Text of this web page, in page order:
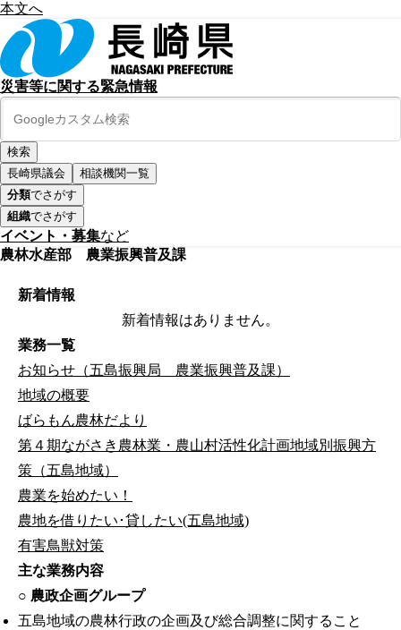
本文へ
災害等に関する緊急情報
長崎県議会
相談機関一覧
分類でさがす
組織でさがす
イベント・募集など
農林水産部 農業振興普及課
新着情報
新着情報はありません。
業務一覧
お知らせ（五島振興局 農業振興普及課）
地域の概要
ばらもん農林だより
第４期ながさき農林業・農山村活性化計画地域別振興方
策（五島地域）
農業を始めたい！
農地を借りたい･貸したい(五島地域)
有害鳥獣対策
主な業務内容
○ 農政企画グループ
五島地域の農林行政の企画及び総合調整に関すること